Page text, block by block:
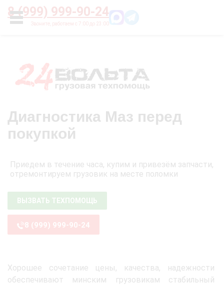
8 (999) 999-90-24
УСЛУГИ
Главная О нас Цены
Диагностика Маз перед
покупкой
Приедем в течение часа, купим и привезём запчасти,
отремонтируем грузовик на месте поломки
ВЫЗВАТЬ ТЕХПОМОЩЬ
8 (999) 999-90-24
Хорошее сочетание цены, качества, надежности
обеспечивают минским грузовикам стабильный